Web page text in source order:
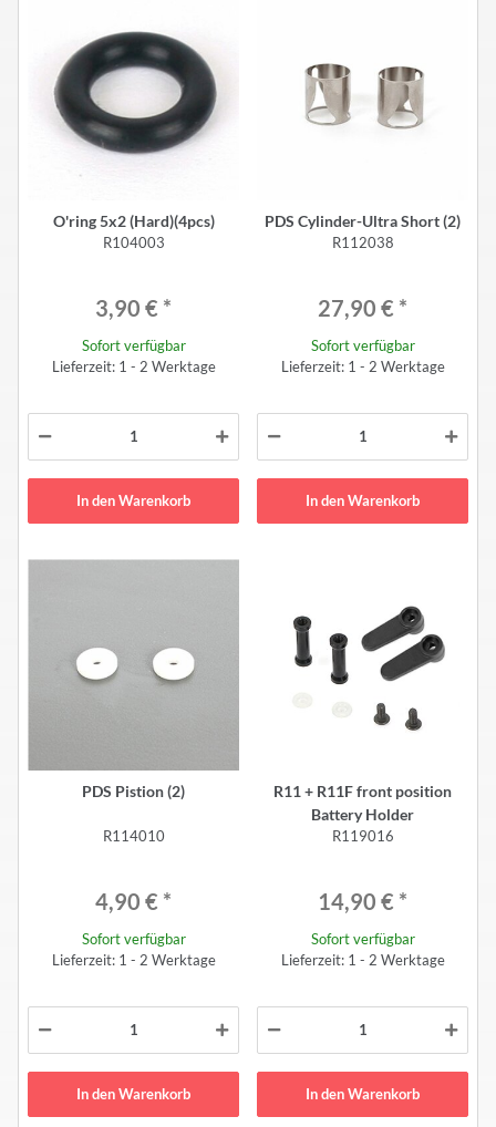
O'ring 5x2 (Hard)(4pcs)
R104003
3,90 € *
Sofort verfügbar
Lieferzeit: 1 - 2 Werktage
In den Warenkorb
PDS Cylinder-Ultra Short (2)
R112038
27,90 € *
Sofort verfügbar
Lieferzeit: 1 - 2 Werktage
In den Warenkorb
PDS Pistion (2)
R114010
4,90 € *
Sofort verfügbar
Lieferzeit: 1 - 2 Werktage
In den Warenkorb
R11 + R11F front position
Battery Holder
R119016
14,90 € *
Sofort verfügbar
Lieferzeit: 1 - 2 Werktage
In den Warenkorb